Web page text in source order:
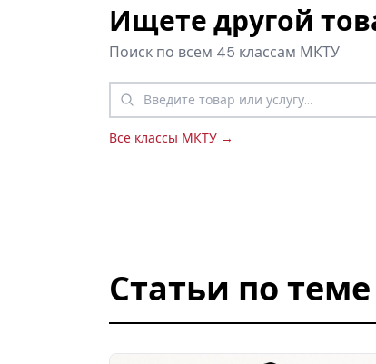
Ищете другой
Поиск по всем 45 классам МКТУ
Все классы МКТУ →
Статьи по теме